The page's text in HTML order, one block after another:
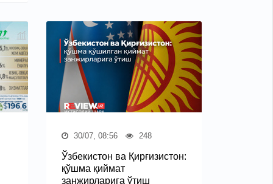
30/07, 08:56 248
Ўзбекистон ва Қирғизистон:
қўшма қиймат
занжирларига ўтиш